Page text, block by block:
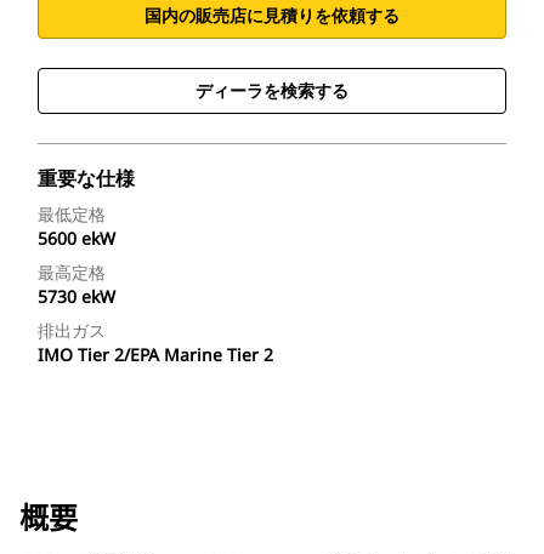
国内の販売店に見積りを依頼する
ディーラを検索する
重要な仕様
最低定格
5600 ekW
最高定格
5730 ekW
排出ガス
IMO Tier 2/EPA Marine Tier 2
概要